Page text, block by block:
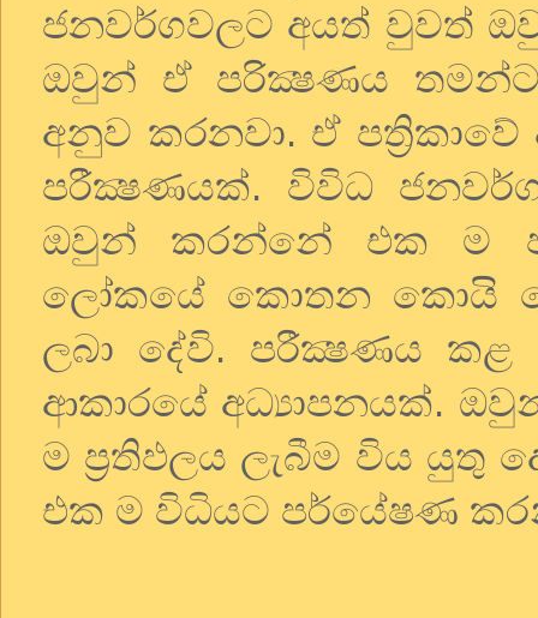
ජනවර්ගවලට අයත් වුවත්
ඔවුන් ඒ පරික්‍ෂණය
අනුව කරනවා. ඒ
පරීක්‍ෂණයක්. විවිධ
ඔවුන් කරන්නේ එක ම
ලෝකයේ කොතන කොයි
ලබා දේවි. පරීක්‍ෂණය
ආකාරයේ අධ්‍යාපනයක්.
ම ප්‍රතිඵලය ලැබීම විය යුතු
එක ම විධියට පර්යේෂණ